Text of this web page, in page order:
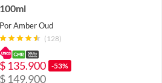
100ml
PorAmber Oud
(128)
$ 135.900 -53%
$ 149.900